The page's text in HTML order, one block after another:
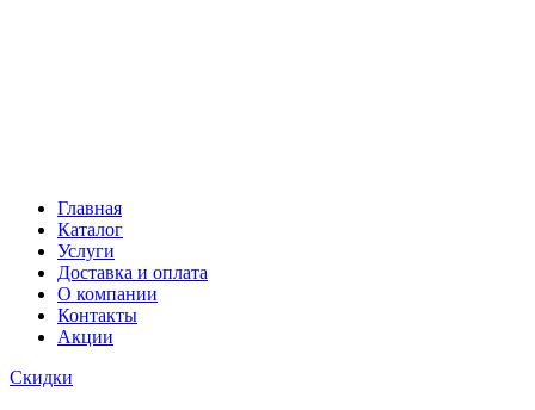
Главная
Каталог
Услуги
Доставка и оплата
О компании
Контакты
Акции
Скидки